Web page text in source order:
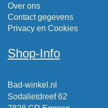
Over ons
Contact gegevens
Privacy en Cookies
Shop-Info
Bad-winkel.nl
Sodalietdreef 62